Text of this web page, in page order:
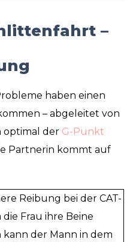
–
haben einen
– abgeleitet von
optimal der G-Punkt
Partnerin kommt auf
Reibung bei der CAT-
die Frau ihre Beine
der Mann in dem